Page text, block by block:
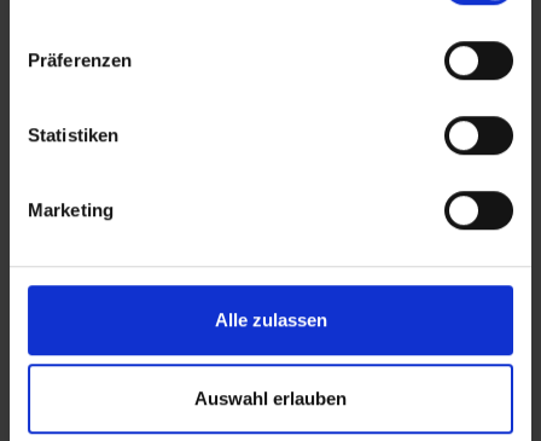
Präferenzen
Statistiken
Marketing
Alle zulassen
Auswahl erlauben